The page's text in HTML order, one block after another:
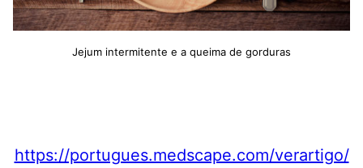
Jejum intermitente e a queima de gorduras
https://portugues.medscape.com/verartigo/